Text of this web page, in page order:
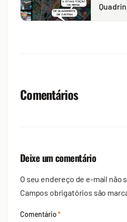
Comentários
Deixe um comentário
O seu endereço de e-mail não
Campos obrigatórios são
Comentário*